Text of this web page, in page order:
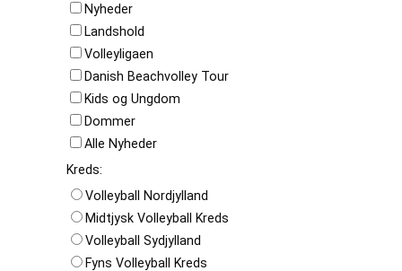
Nyheder
Landshold
Volleyligaen
Danish Beachvolley Tour
Kids og Ungdom
Dommer
Alle Nyheder
Kreds:
Volleyball Nordjylland
Midtjysk Volleyball Kreds
Volleyball Sydjylland
Fyns Volleyball Kreds